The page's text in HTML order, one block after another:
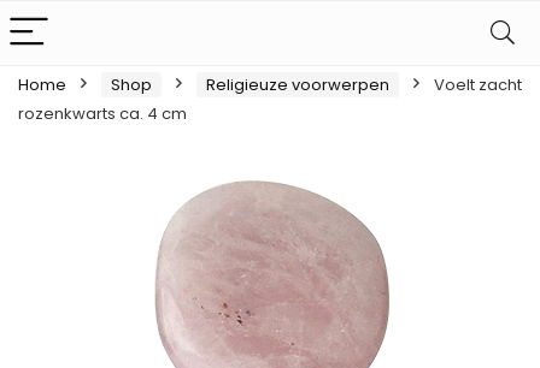
Home Shop Religieuze voorwerpen
Voelt zacht
rozenkwarts ca. 4 cm